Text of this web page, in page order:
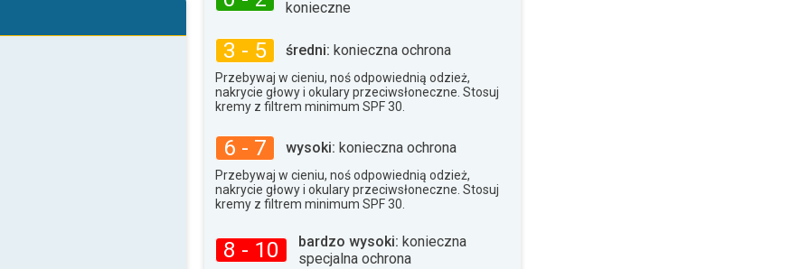
11°max.
konieczne
3 - 5 średni: konieczna ochrona
Przebywaj w cieniu, noś odpowiednią odzież,
nakrycie głowy i okulary przeciwsłoneczne. Stosuj
kremy z filtrem minimum SPF 30.
6 - 7 wysoki: konieczna ochrona
Przebywaj w cieniu, noś odpowiednią odzież,
nakrycie głowy i okulary przeciwsłoneczne. Stosuj
kremy z filtrem minimum SPF 30.
8 - 10 bardzo wysoki: konieczna
specjalna ochrona